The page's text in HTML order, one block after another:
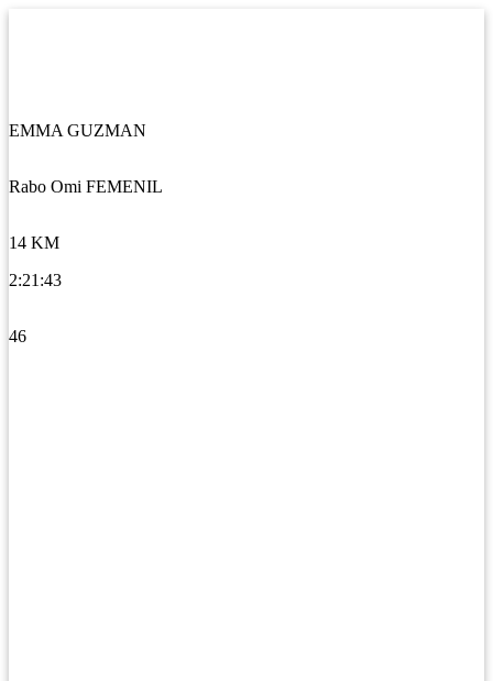
EMMA GUZMAN
Rabo Omi FEMENIL
14 KM
2:21:43
46